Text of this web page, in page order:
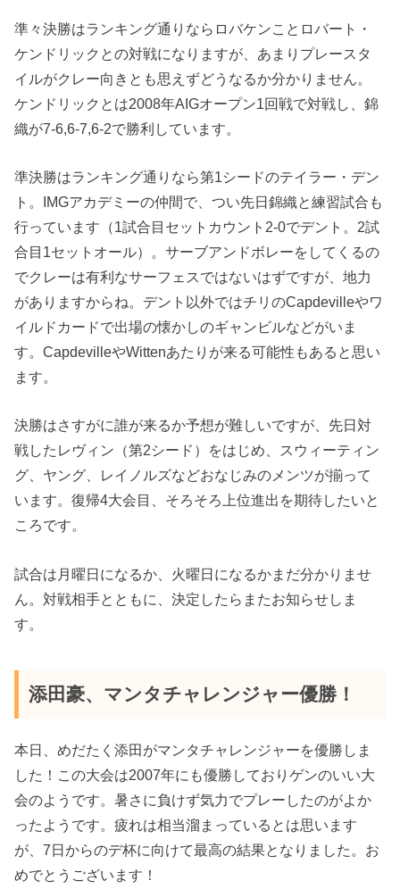
準々決勝はランキング通りならロバケンことロバート・
ケンドリックとの対戦になりますが、あまりプレースタ
イルがクレー向きとも思えずどうなるか分かりません。
ケンドリックとは2008年AIGオープン1回戦で対戦し、錦
織が7-6,6-7,6-2で勝利しています。
準決勝はランキング通りなら第1シードのテイラー・デン
ト。IMGアカデミーの仲間で、つい先日錦織と練習試合も
行っています（1試合目セットカウント2-0でデント。2試
合目1セットオール）。サーブアンドボレーをしてくるの
でクレーは有利なサーフェスではないはずですが、地力
がありますからね。デント以外ではチリのCapdevilleやワ
イルドカードで出場の懐かしのギャンビルなどがいま
す。CapdevilleやWittenあたりが来る可能性もあると思い
ます。
決勝はさすがに誰が来るか予想が難しいですが、先日対
戦したレヴィン（第2シード）をはじめ、スウィーティン
グ、ヤング、レイノルズなどおなじみのメンツが揃って
います。復帰4大会目、そろそろ上位進出を期待したいと
ころです。
試合は月曜日になるか、火曜日になるかまだ分かりませ
ん。対戦相手とともに、決定したらまたお知らせしま
す。
添田豪、マンタチャレンジャー優勝！
本日、めだたく添田がマンタチャレンジャーを優勝しま
した！この大会は2007年にも優勝しておりゲンのいい大
会のようです。暑さに負けず気力でプレーしたのがよか
ったようです。疲れは相当溜まっているとは思います
が、7日からのデ杯に向けて最高の結果となりました。お
めでとうございます！